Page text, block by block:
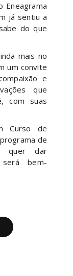
Eneagrama
já sentiu a
do que
mais no
um convite
e
que
com suas
Curso de
de
quer dar
será bem-